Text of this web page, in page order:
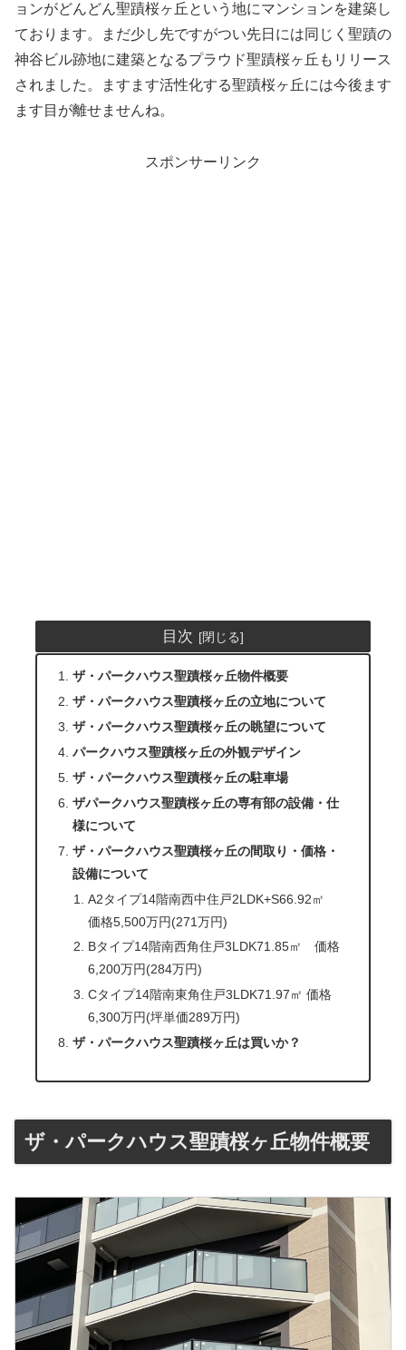
ョンがどんどん聖蹟桜ヶ丘という地にマンションを建築し
ております。まだ少し先ですがつい先日には同じく聖蹟の
神谷ビル跡地に建築となるプラウド聖蹟桜ヶ丘もリリース
されました。ますます活性化する聖蹟桜ヶ丘には今後ます
ます目が離せませんね。
スポンサーリンク
目次
ザ・パークハウス聖蹟桜ヶ丘物件概要
ザ・パークハウス聖蹟桜ヶ丘の立地について
ザ・パークハウス聖蹟桜ヶ丘の眺望について
パークハウス聖蹟桜ヶ丘の外観デザイン
ザ・パークハウス聖蹟桜ヶ丘の駐車場
ザパークハウス聖蹟桜ヶ丘の専有部の設備・仕
様について
ザ・パークハウス聖蹟桜ヶ丘の間取り・価格・
設備について
A2タイプ14階南西中住戸2LDK+S66.92㎡
価格5,500万円(271万円)
Bタイプ14階南西角住戸3LDK71.85㎡ 価格
6,200万円(284万円)
Cタイプ14階南東角住戸3LDK71.97㎡ 価格
6,300万円(坪単価289万円)
ザ・パークハウス聖蹟桜ヶ丘は買いか？
ザ・パークハウス聖蹟桜ヶ丘物件概要